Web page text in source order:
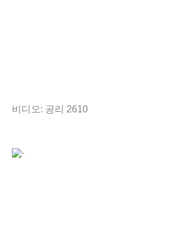
비디오: 공리 2610